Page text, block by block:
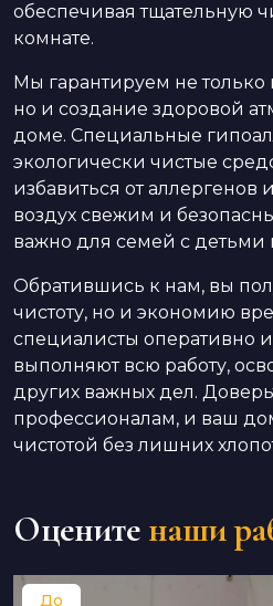
обеспечивая тщательную
комнате.
Мы гарантируем не только
но и создание здоровой
доме. Специальные
экологически чистые
избавиться от аллергенов
воздух свежим и
важно для семей с детьми
Обратившись к нам, вы
чистоту, но и экономию
специалисты оперативно
выполняют всю работу,
других важных дел.
профессионалам, и ваш
чистотой без лишних
Оцените наши